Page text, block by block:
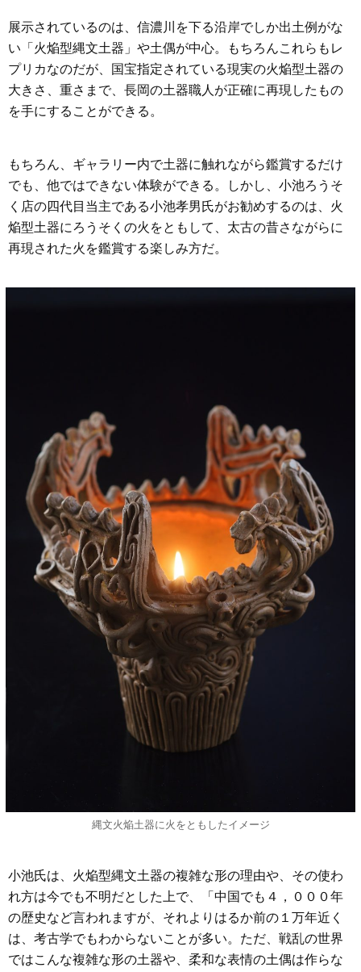
展示されているのは、信濃川を下る沿岸でしか出土例がな
い「火焔型縄文土器」や土偶が中心。もちろんこれらもレ
プリカなのだが、国宝指定されている現実の火焔型土器の
大きさ、重さまで、長岡の土器職人が正確に再現したもの
を手にすることができる。
もちろん、ギャラリー内で土器に触れながら鑑賞するだけ
でも、他ではできない体験ができる。しかし、小池ろうそ
く店の四代目当主である小池孝男氏がお勧めするのは、火
焔型土器にろうそくの火をともして、太古の昔さながらに
再現された火を鑑賞する楽しみ方だ。
縄文火焔土器に火をともしたイメージ
小池氏は、火焔型縄文土器の複雑な形の理由や、その使わ
れ方は今でも不明だとした上で、「中国でも４，０００年
の歴史など言われますが、それよりはるか前の１万年近く
は、考古学でもわからないことが多い。ただ、戦乱の世界
ではこんな複雑な形の土器や、柔和な表情の土偶は作らな